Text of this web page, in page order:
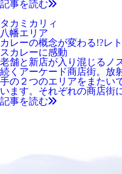
記事を読む
タカミカリィ
八幡エリア
カレーの概念が変わる!?レ
スカレーに感動
老舗と新店が入り混じるノ
続くアーケード商店街。放
手の２つのエリアをまたい
います。それぞれの商店
記事を読む